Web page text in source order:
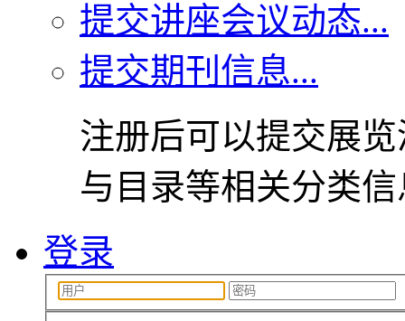
提交讲座会议动态...
提交期刊信息...
注册后可以提交展
与目录等相关分类
登录